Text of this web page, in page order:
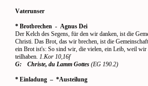
Vaterunser
* Brotbrechen - Agnus Dei
Der Kelch des Segens, für den wir danken, ist die
Christi. Das Brot, das wir brechen, ist die
ein Brot ist's: So sind wir, die vielen, ein Leib, weil wir
teilhaben. 1.Kor 10,16f
G:
Christe, du Lamm Gottes (EG 190.2)
* Einladung – *Austeilung